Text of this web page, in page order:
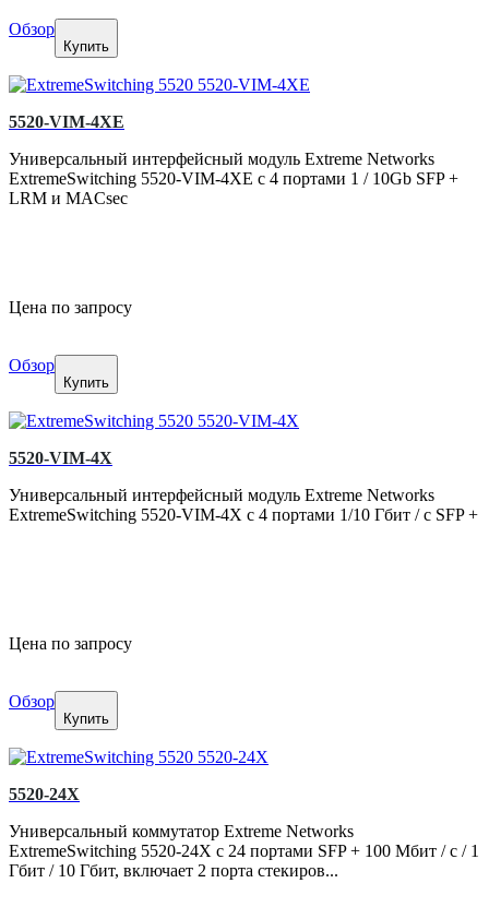
Обзор
Купить
5520-VIM-4XE
Универсальный интерфейсный модуль Extreme Networks
ExtremeSwitching 5520-VIM-4XE с 4 портами 1 / 10Gb SFP +
LRM и MACsec
Цена по запросу
Обзор
Купить
5520-VIM-4X
Универсальный интерфейсный модуль Extreme Networks
ExtremeSwitching 5520-VIM-4X с 4 портами 1/10 Гбит / с SFP +
Цена по запросу
Обзор
Купить
5520-24X
Универсальный коммутатор Extreme Networks
ExtremeSwitching 5520-24X с 24 портами SFP + 100 Мбит / с / 1
Гбит / 10 Гбит, включает 2 порта стекиров...